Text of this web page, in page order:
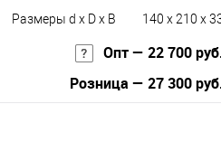
Размеры d x D x B
140 x 210 x
Опт — 22 700
Розница — 27 300